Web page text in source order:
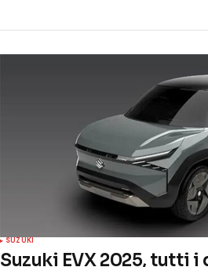
SUZUKI
Suzuki EVX 2025, tutti